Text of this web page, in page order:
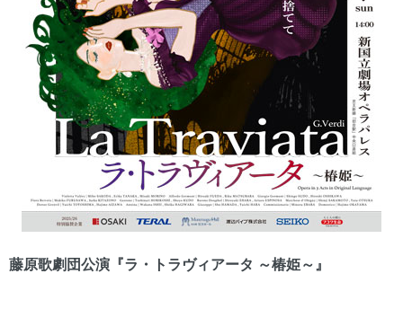
藤原歌劇団公演『ラ・トラヴィアータ ～椿姫～』